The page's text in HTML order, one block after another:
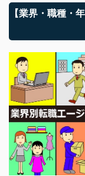
【業界・職種・